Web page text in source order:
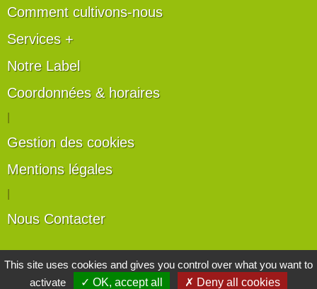
Comment cultivons-nous
Services +
Notre Label
Coordonnées & horaires
Gestion des cookies
Mentions légales
Nous Contacter
Les artisans du végétal
Horticulteurs et pépinièristes de France
This site uses cookies and gives you control over what you want to
activate
✓ OK, accept all ✗ Deny all cookies